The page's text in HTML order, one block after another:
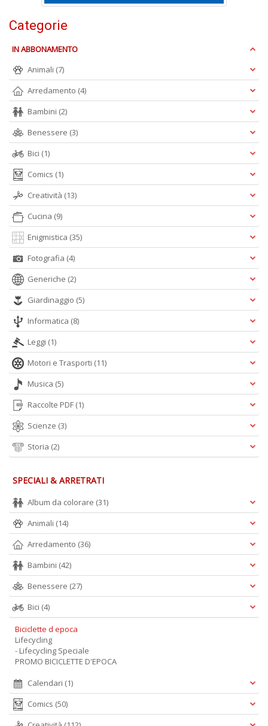
Categorie
IN ABBONAMENTO
Animali (7)
Arredamento (4)
Bambini (2)
Benessere (3)
Bici (1)
Comics (1)
Creatività (13)
Cucina (9)
Enigmistica (35)
Fotografia (4)
Generiche (2)
Giardinaggio (5)
Informatica (8)
Leggi (1)
Motori e Trasporti (11)
Musica (5)
Raccolte PDF (1)
Scienze (3)
Storia (2)
SPECIALI & ARRETRATI
Album da colorare (31)
Animali (14)
Arredamento (36)
Bambini (42)
Benessere (27)
Bici (4)
Biciclette d epoca
Lifecycling
- Lifecycling Speciale
PROMO BICICLETTE D'EPOCA
Calendari (1)
Comics (50)